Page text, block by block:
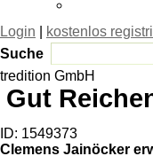
Login kostenlos
Suche
tredition GmbH
Gut
ID: 1549373
Clemens Jainöcker